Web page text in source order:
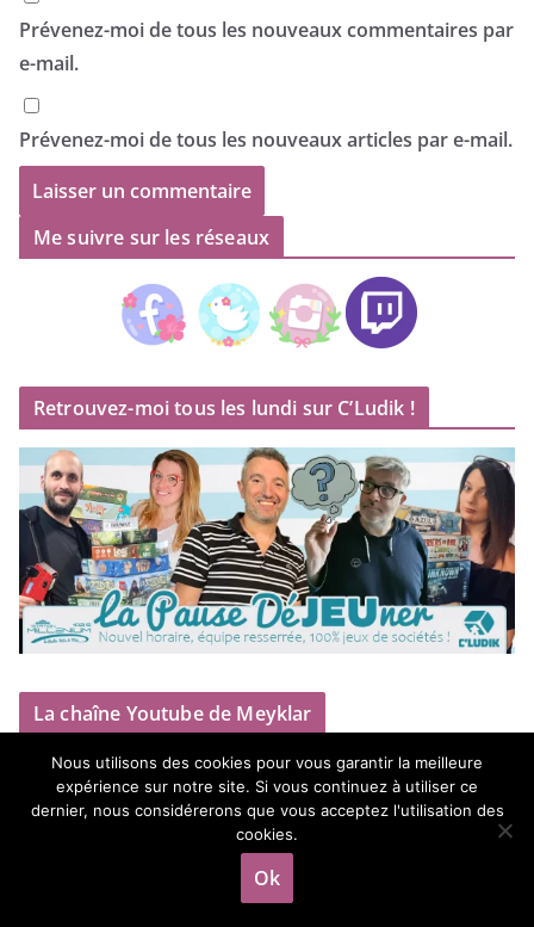
Prévenez-moi de tous les nouveaux commentaires par
e-mail.
Prévenez-moi de tous les nouveaux articles par e-mail.
Me suivre sur les réseaux
Retrouvez-moi tous les lundi sur C’Ludik !
La chaîne Youtube de Meyklar
Nous utilisons des cookies pour vous garantir la meilleure
expérience sur notre site. Si vous continuez à utiliser ce
dernier, nous considérerons que vous acceptez l'utilisation des
cookies.
Ok